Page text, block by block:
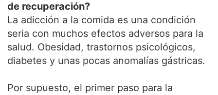
de recuperación?
La adicción a la comida es una condición
seria con muchos efectos adversos para la
salud. Obesidad, trastornos psicológicos,
diabetes y unas pocas anomalías gástricas.
Por supuesto, el primer paso para la